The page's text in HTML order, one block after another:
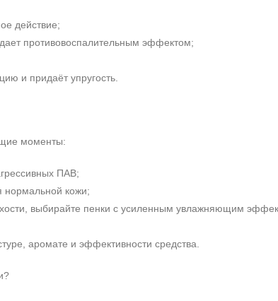
действие;
противовоспалительным эффектом;
и придаёт упругость.
моменты:
ПАВ;
нормальной кожи;
выбирайте пенки с усиленным увлажняющим
аромате и эффективности средства.
+7 (495) 640-58-89